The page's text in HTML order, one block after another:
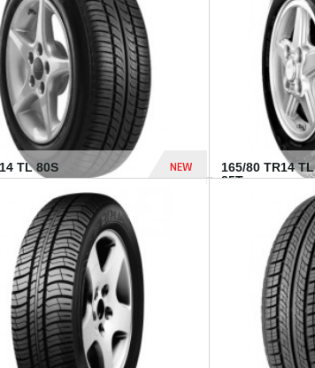
TL 80S
NEW
165/80 TR14 TL
85T...